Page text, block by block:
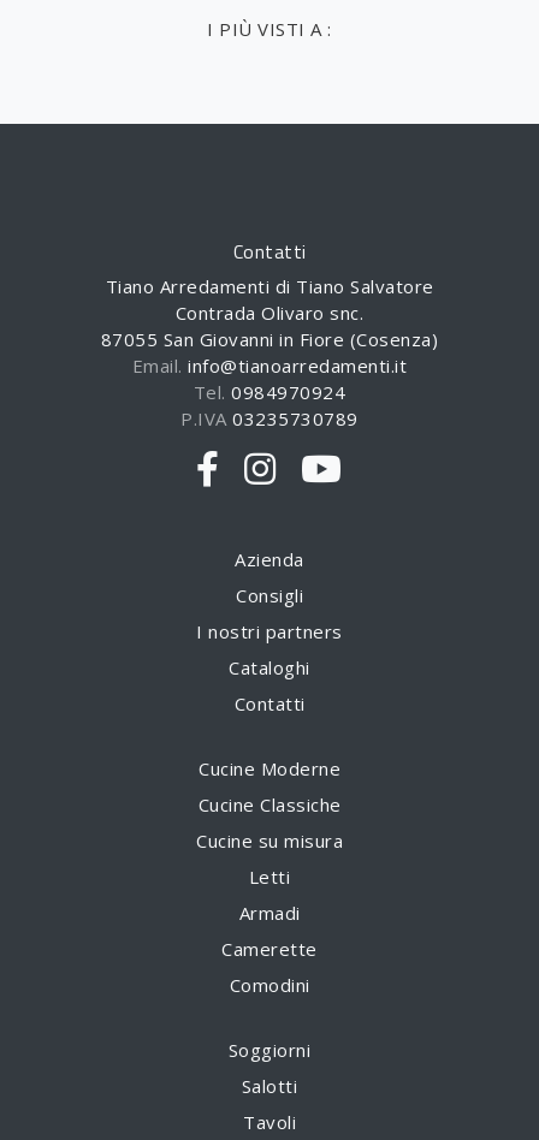
I PIÙ VISTI A :
Contatti
Tiano Arredamenti di Tiano Salvatore
Contrada Olivaro snc.
87055 San Giovanni in Fiore (Cosenza)
Email.info@tianoarredamenti.it
Tel.0984970924
P.IVA03235730789
Azienda
Consigli
I nostri partners
Cataloghi
Contatti
Cucine Moderne
Cucine Classiche
Cucine su misura
Letti
Armadi
Camerette
Comodini
Soggiorni
Salotti
Tavoli